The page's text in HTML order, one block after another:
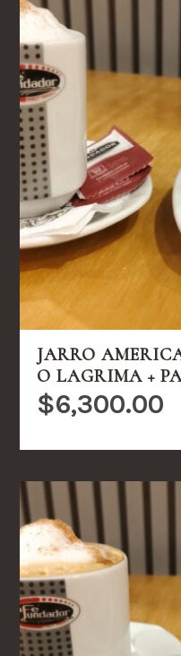
JARRO
O LAGRIMA +
$6,300.00